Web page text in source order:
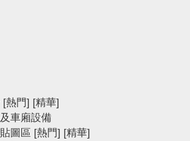
[熱門] [精華]
車廂設備
圖區 [熱門] [精華]